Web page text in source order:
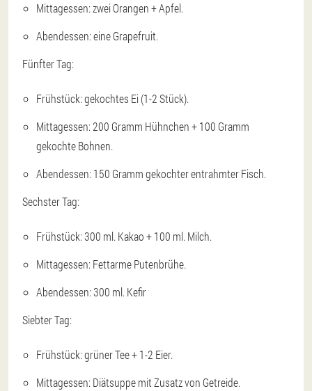
Mittagessen: zwei Orangen + Apfel.
Abendessen: eine Grapefruit.
Fünfter Tag:
Frühstück: gekochtes Ei (1-2 Stück).
Mittagessen: 200 Gramm Hühnchen + 100 Gramm
gekochte Bohnen.
Abendessen: 150 Gramm gekochter entrahmter Fisch.
Sechster Tag:
Frühstück: 300 ml. Kakao + 100 ml. Milch.
Mittagessen: Fettarme Putenbrühe.
Abendessen: 300 ml. Kefir
Siebter Tag:
Frühstück: grüner Tee + 1-2 Eier.
Mittagessen: Diätsuppe mit Zusatz von Getreide.